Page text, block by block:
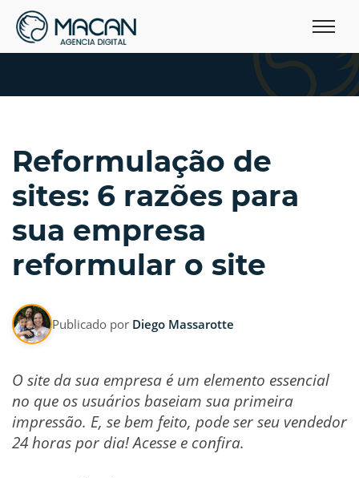
Reformulação de
sites: 6 razões para
sua empresa
reformular o site
Publicado por Diego Massarotte
O site da sua empresa é um elemento essencial
no que os usuários baseiam sua primeira
impressão. E, se bem feito, pode ser seu vendedor
24 horas por dia! Acesse e confira.